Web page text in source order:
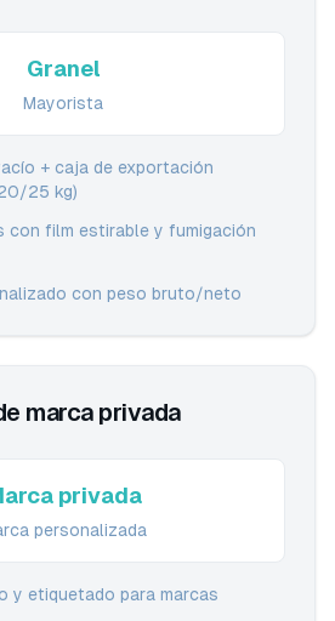
Granel
Mayorista
+ caja de exportación
25 kg)
con film estirable y fumigación
con peso bruto/neto
marca privada
privada
personalizada
y etiquetado para marcas